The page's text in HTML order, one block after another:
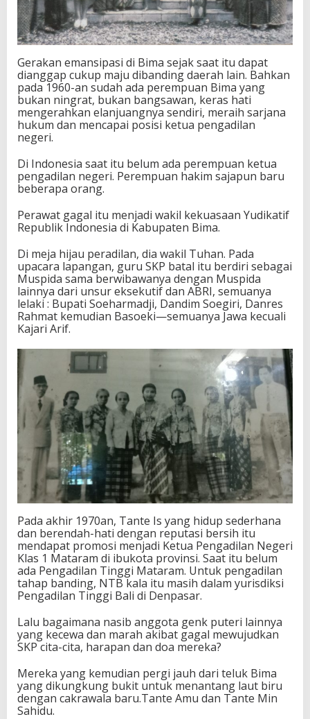
Gerakan emansipasi di Bima sejak saat itu dapat
dianggap cukup maju dibanding daerah lain. Bahkan
pada 1960-an sudah ada perempuan Bima yang
bukan ningrat, bukan bangsawan, keras hati
mengerahkan elanjuangnya sendiri, meraih sarjana
hukum dan mencapai posisi ketua pengadilan
negeri.
Di Indonesia saat itu belum ada perempuan ketua
pengadilan negeri. Perempuan hakim sajapun baru
beberapa orang.
Perawat gagal itu menjadi wakil kekuasaan Yudikatif
Republik Indonesia di Kabupaten Bima.
Di meja hijau peradilan, dia wakil Tuhan. Pada
upacara lapangan, guru SKP batal itu berdiri sebagai
Muspida sama berwibawanya dengan Muspida
lainnya dari unsur eksekutif dan ABRI, semuanya
lelaki : Bupati Soeharmadji, Dandim Soegiri, Danres
Rahmat kemudian Basoeki—semuanya Jawa kecuali
Kajari Arif.
Pada akhir 1970an, Tante Is yang hidup sederhana
dan berendah-hati dengan reputasi bersih itu
mendapat promosi menjadi Ketua Pengadilan Negeri
Klas 1 Mataram di ibukota provinsi. Saat itu belum
ada Pengadilan Tinggi Mataram. Untuk pengadilan
tahap banding, NTB kala itu masih dalam yurisdiksi
Pengadilan Tinggi Bali di Denpasar.
Lalu bagaimana nasib anggota genk puteri lainnya
yang kecewa dan marah akibat gagal mewujudkan
SKP cita-cita, harapan dan doa mereka?
Mereka yang kemudian pergi jauh dari teluk Bima
yang dikungkung bukit untuk menantang laut biru
dengan cakrawala baru.Tante Amu dan Tante Min
Sahidu.